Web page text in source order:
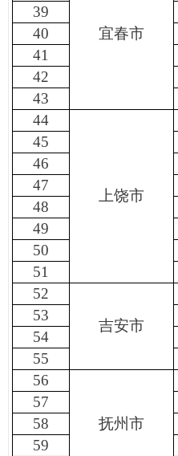
宜春市
39
40
41
42
43
44
上饶市
45
46
47
48
49
50
51
52
吉安市
53
54
55
56
抚州市
57
58
59